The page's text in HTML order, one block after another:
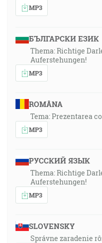
MP3
БЪЛГАРСКИ ЕЗИК
Thema: Richtige
Auferstehungen!
MP3
ROMÂNA
Tema: Prezentarea
MP3
РУССКИЙ ЯЗЫК
Thema: Richtige
Auferstehungen!
MP3
SLOVENSKY
Správne zaradenie